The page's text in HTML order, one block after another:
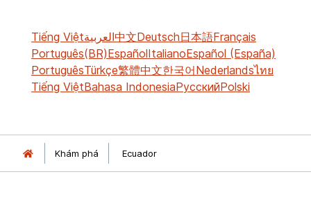
Tiếng Việtالعربية中文Deutsch日本語Français
Português(BR)EspañolItalianoEspañol (España)
PortuguêsTürkçe繁體中文한국어Nederlandsไทย
Tiếng ViệtBahasa IndonesiaРусскийPolski
Khám phá Ecuador